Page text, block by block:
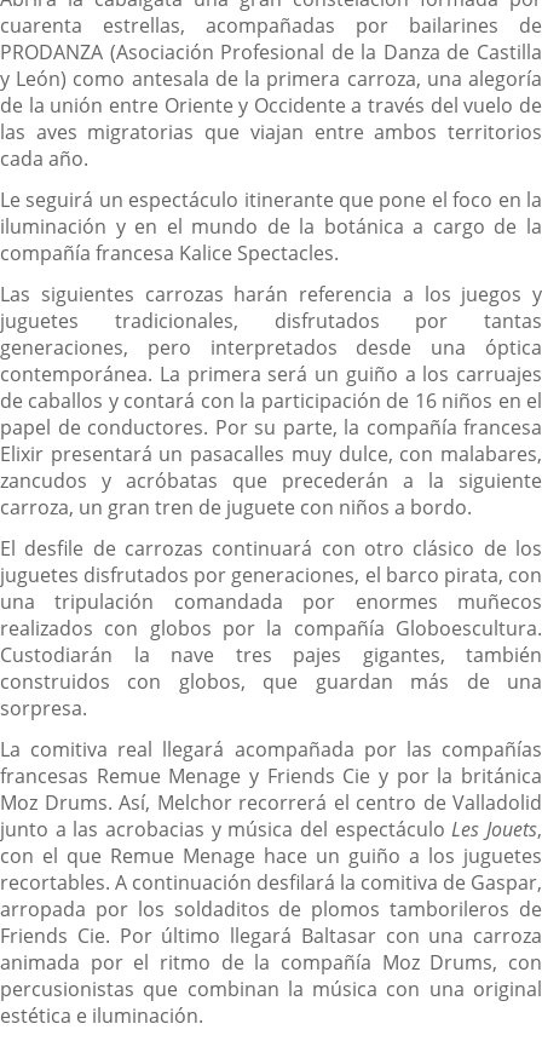
cuarenta estrellas, acompañadas por bailarines de
PRODANZA (Asociación Profesional de la Danza de Castilla
y León) como antesala de la primera carroza, una alegoría
de la unión entre Oriente y Occidente a través del vuelo de
las aves migratorias que viajan entre ambos territorios
cada año.
Le seguirá un espectáculo itinerante que pone el foco en la
iluminación y en el mundo de la botánica a cargo de la
compañía francesa Kalice Spectacles.
Las siguientes carrozas harán referencia a los juegos y
juguetes tradicionales, disfrutados por tantas
generaciones, pero interpretados desde una óptica
contemporánea. La primera será un guiño a los carruajes
de caballos y contará con la participación de 16 niños en el
papel de conductores. Por su parte, la compañía francesa
Elixir presentará un pasacalles muy dulce, con malabares,
zancudos y acróbatas que precederán a la siguiente
carroza, un gran tren de juguete con niños a bordo.
El desfile de carrozas continuará con otro clásico de los
juguetes disfrutados por generaciones, el barco pirata, con
una tripulación comandada por enormes muñecos
realizados con globos por la compañía Globoescultura.
Custodiarán la nave tres pajes gigantes, también
construidos con globos, que guardan más de una
sorpresa.
La comitiva real llegará acompañada por las compañías
francesas Remue Menage y Friends Cie y por la británica
Moz Drums. Así, Melchor recorrerá el centro de Valladolid
junto a las acrobacias y música del espectáculoLes Jouets,
con el que Remue Menage hace un guiño a los juguetes
recortables. A continuación desfilará la comitiva de Gaspar,
arropada por los soldaditos de plomos tamborileros de
Friends Cie. Por último llegará Baltasar con una carroza
animada por el ritmo de la compañía Moz Drums, con
percusionistas que combinan la música con una original
estética e iluminación.